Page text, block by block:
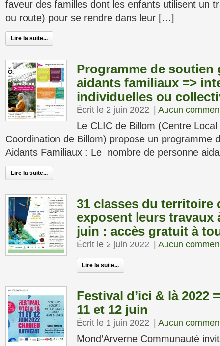
faveur des familles dont les enfants utilisent un
ou route) pour se rendre dans leur […]
Lire la suite...
Programme de soutien
aidants familiaux =>
individuelles ou
Écrit le 2 juin 2022 Aucun
Le CLIC de Billom (Centre Local
Coordination de Billom) propose un programme
Aidants Familiaux : Le nombre de personne
Lire la suite...
31 classes du territoire
exposent leurs travaux
juin : accès gratuit à
Écrit le 2 juin 2022 Aucun
Lire la suite...
Festival d’ici & là 2022
11 et 12 juin
Écrit le 1 juin 2022 Aucun
Mond’Arverne Communauté